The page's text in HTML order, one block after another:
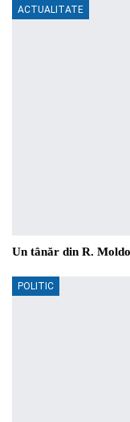
ACTUALITATE
Un tânăr din R.
POLITIC